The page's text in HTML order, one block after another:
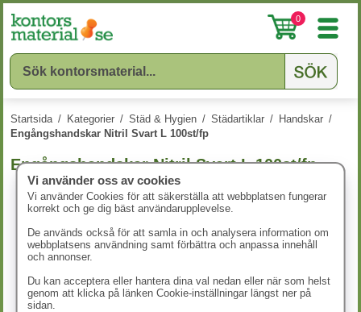
0
Startsida / Kategorier / Städ & Hygien / Städartiklar / Handskar /
Engångshandskar Nitril Svart L 100st/fp
Engångshandskar Nitril Svart L 100st/fp
Vi använder oss av cookies
Vi använder Cookies för att säkerställa att webbplatsen fungerar
korrekt och ge dig bäst användarupplevelse.
De används också för att samla in och analysera information om
webbplatsens användning samt förbättra och anpassa innehåll
och annonser.
Du kan acceptera eller hantera dina val nedan eller när som helst
genom att klicka på länken Cookie-inställningar längst ner på
sidan.